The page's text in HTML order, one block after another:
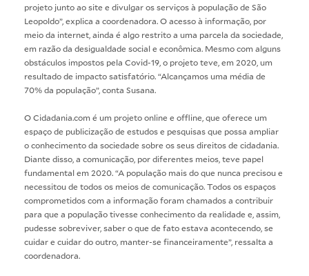
projeto junto ao site e divulgar os serviços à população de São
Leopoldo”, explica a coordenadora. O acesso à informação, por
meio da internet, ainda é algo restrito a uma parcela da sociedade,
em razão da desigualdade social e econômica. Mesmo com alguns
obstáculos impostos pela Covid-19, o projeto teve, em 2020, um
resultado de impacto satisfatório. “Alcançamos uma média de
70% da população”, conta Susana.
O Cidadania.com é um projeto online e offline, que oferece um
espaço de publicização de estudos e pesquisas que possa ampliar
o conhecimento da sociedade sobre os seus direitos de cidadania.
Diante disso, a comunicação, por diferentes meios, teve papel
fundamental em 2020. “A população mais do que nunca precisou e
necessitou de todos os meios de comunicação. Todos os espaços
comprometidos com a informação foram chamados a contribuir
para que a população tivesse conhecimento da realidade e, assim,
pudesse sobreviver, saber o que de fato estava acontecendo, se
cuidar e cuidar do outro, manter-se financeiramente”, ressalta a
coordenadora.